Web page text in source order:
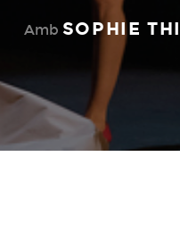
Amb SOPHIE